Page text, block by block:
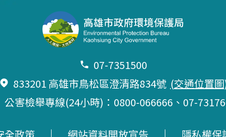
07-7351500
833201 高雄市鳥松區澄清路834號 (交通位置
公害檢舉專線(24小時)：0800-066666、 07-
全政策 網站資料開放宣告 隱私權保